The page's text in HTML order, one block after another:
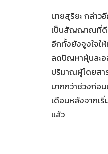
นายสุริยะ กล่า
เป็นสัญญาณที่ดีที่
อีกทั้งยังจูงใจใ
ลดปัญหาฝุ่นละอ
ปริมาณผู้โดยสา
มากกว่าช่วงก่อ
เดือนหลังจากเ
แล้ว